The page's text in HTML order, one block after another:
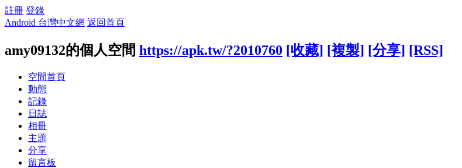
註冊 登錄
Android 台灣中文網 返回首頁
amy09132的個人空間 https://apk.tw/?2010760 [收藏] [複製] [分享] [RSS]
空間首頁
動態
記錄
日誌
相冊
主題
分享
留言板